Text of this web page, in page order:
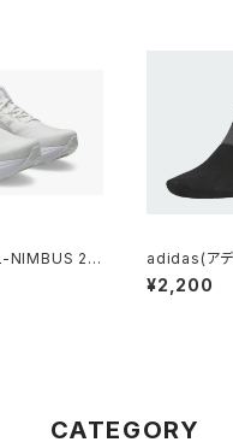
NIMBUS 27
GREY | M
adidas(ア
CKS |
¥2,200
CATEGORY